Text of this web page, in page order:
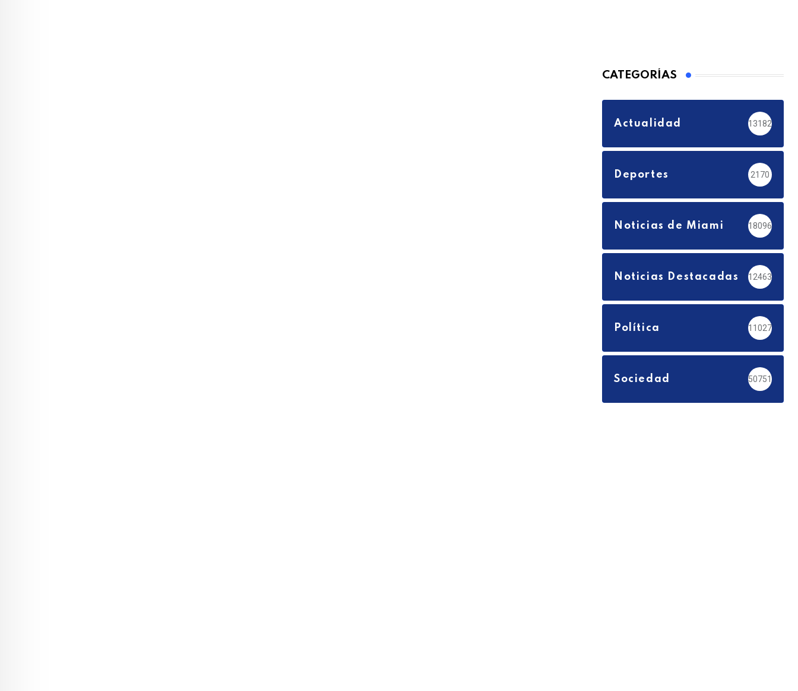
CATEGORÍAS
Actualidad 13182
Deportes 2170
Noticias de Miami 18096
Noticias Destacadas 12463
Política 11027
Sociedad 50751